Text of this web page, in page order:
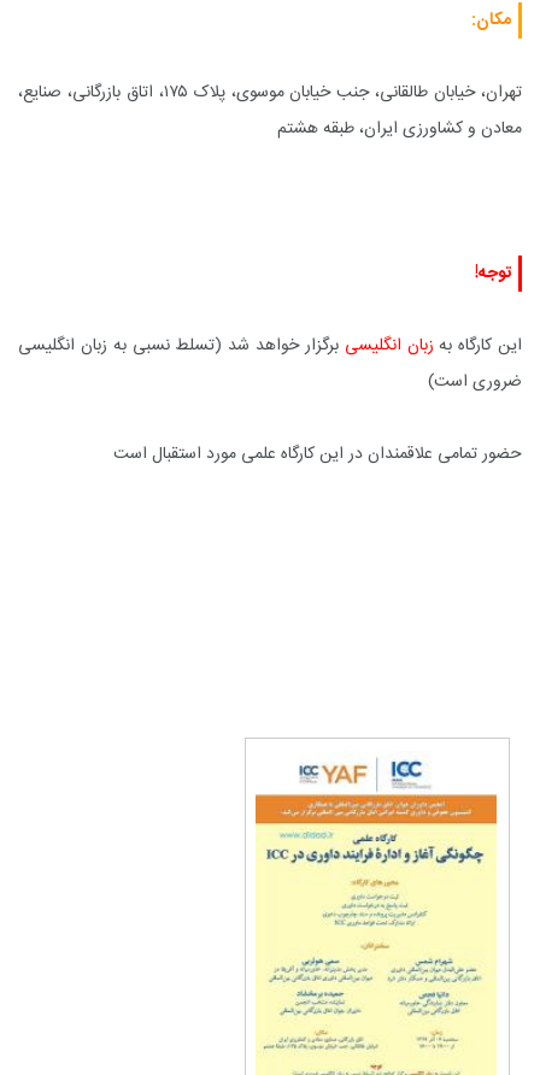
مکان:
تهران، خیابان طالقانی، جنب خیابان موسوی، پلاک ۱۷۵، اتاق بازرگانی، صنایع،
معادن و کشاورزی ایران، طبقه هشتم
توجه!
این کارگاه به زبان انگلیسی برگزار خواهد شد (تسلط نسبی به زبان انگلیسی
ضروری است)
حضور تمامی علاقمندان در این کارگاه علمی مورد استقبال است